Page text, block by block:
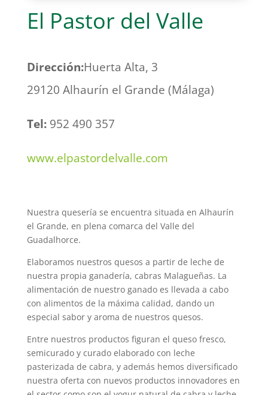
El Pastor del Valle
Dirección:Huerta Alta, 3
29120 Alhaurín el Grande (Málaga)
Tel:952 490 357
www.elpastordelvalle.com
Nuestra quesería se encuentra situada en Alhaurín
el Grande, en plena comarca del Valle del
Guadalhorce.
Elaboramos nuestros quesos a partir de leche de
nuestra propia ganadería, cabras Malagueñas. La
alimentación de nuestro ganado es llevada a cabo
con alimentos de la máxima calidad, dando un
especial sabor y aroma de nuestros quesos.
Entre nuestros productos figuran el queso fresco,
semicurado y curado elaborado con leche
pasterizada de cabra, y además hemos diversificado
nuestra oferta con nuevos productos innovadores en